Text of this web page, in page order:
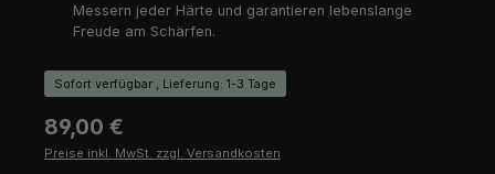
Messern jeder Härte und garantieren lebenslange
Freude am Schärfen.
Sofort verfügbar , Lieferung: 1-3 Tage
Regulärer Preis:
89,00 €
Preise inkl. MwSt. zzgl. Versandkosten